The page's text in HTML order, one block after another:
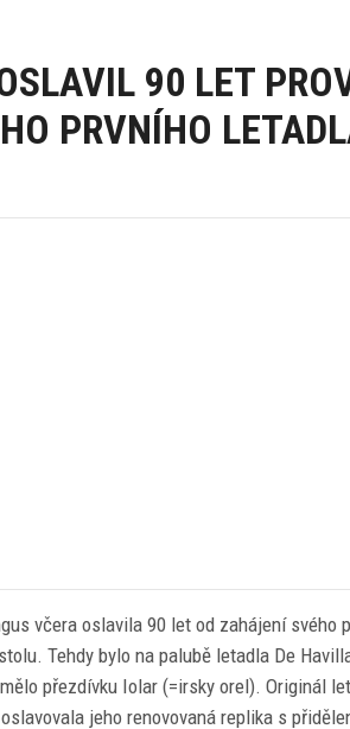
90 LET
PRVNÍHO
včera oslavila 90 let od zahájení svého
Tehdy bylo na palubě letadla De
přezdívku Iolar (=irsky orel). Originál
jeho renovovaná replika s